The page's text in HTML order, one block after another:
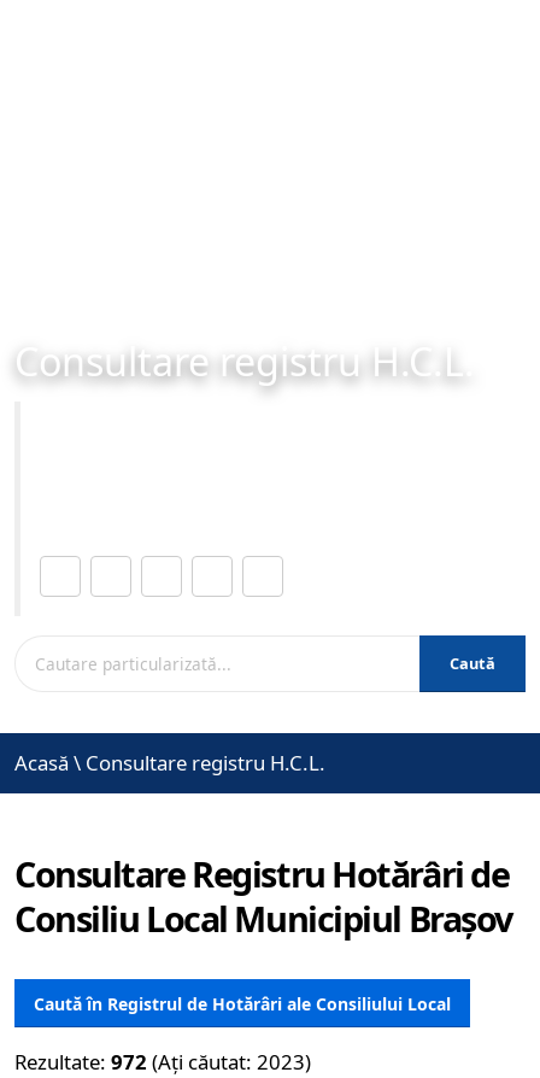
Consultare registru H.C.L.
Caută
Acasă \ Consultare registru H.C.L.
Consultare Registru Hotărâri de
Consiliu Local Municipiul Brașov
Caută în Registrul de Hotărâri ale Consiliului Local
Rezultate: 972 (Ați căutat: 2023)